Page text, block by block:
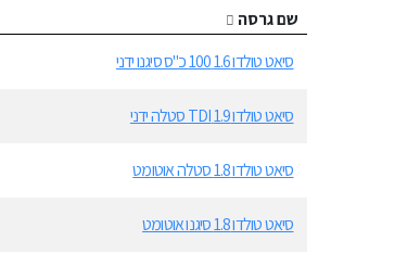
שם גרסה
סיאט טולדו 1.6 100 כ"ס סיגנו ידני
סיאט טולדו 1.9 TDI סטלה ידני
סיאט טולדו 1.8 סטלה אוטומט
סיאט טולדו 1.8 סיגנו אוטומט